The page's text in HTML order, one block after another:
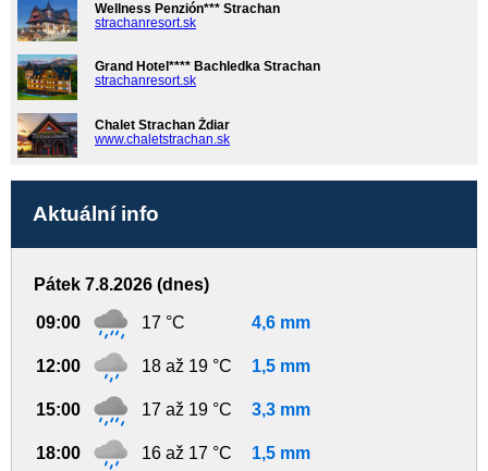
Wellness Penzión*** Strachan
strachanresort.sk
Grand Hotel**** Bachledka Strachan
strachanresort.sk
Chalet Strachan Ždiar
www.chaletstrachan.sk
Aktuální info
Pátek 7.8.2026 (dnes)
09:00 17 °C 4,6 mm
12:00 18 až 19 °C 1,5 mm
15:00 17 až 19 °C 3,3 mm
18:00 16 až 17 °C 1,5 mm